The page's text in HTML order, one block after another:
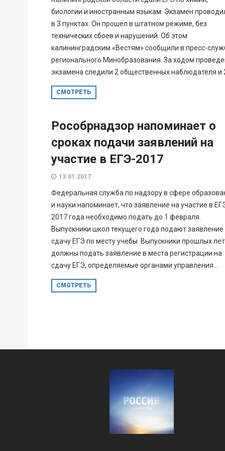
биологии и иностранным языкам. Экзамен
в 3 пунктах. Он прошёл в штатном режиме, без
технических сбоев и нарушений. Об этом
калининградским «Вестям» сообщили в пресс-
регионального Минобразования. За ходом
экзамена следили 2 общественных наблюдателя и
СМОТРЕТЬ
Рособрнадзор напоминает о
сроках подачи заявлений на
участие в ЕГЭ-2017
13.01.2017
Федеральная служба по надзору в сфере
и науки напоминает, что заявление на участие в
2017 года необходимо подать до 1 февраля.
Выпускники школ текущего года подают заявление
сдачу ЕГЭ по месту учебы. Выпускники прошлых лет
должны подать заявление в места регистрации на
сдачу ЕГЭ, определяемые органами управления...
СМОТРЕТЬ